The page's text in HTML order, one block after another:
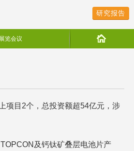
研究报告
展览会议
项目2个，总投资额超54亿元，涉
及钙钛矿叠层电池片产